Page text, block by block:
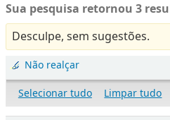
Sua pesquisa retornou 3
Desculpe, sem sugestões.
Não realçar
Selecionar tudo
Limpar tudo